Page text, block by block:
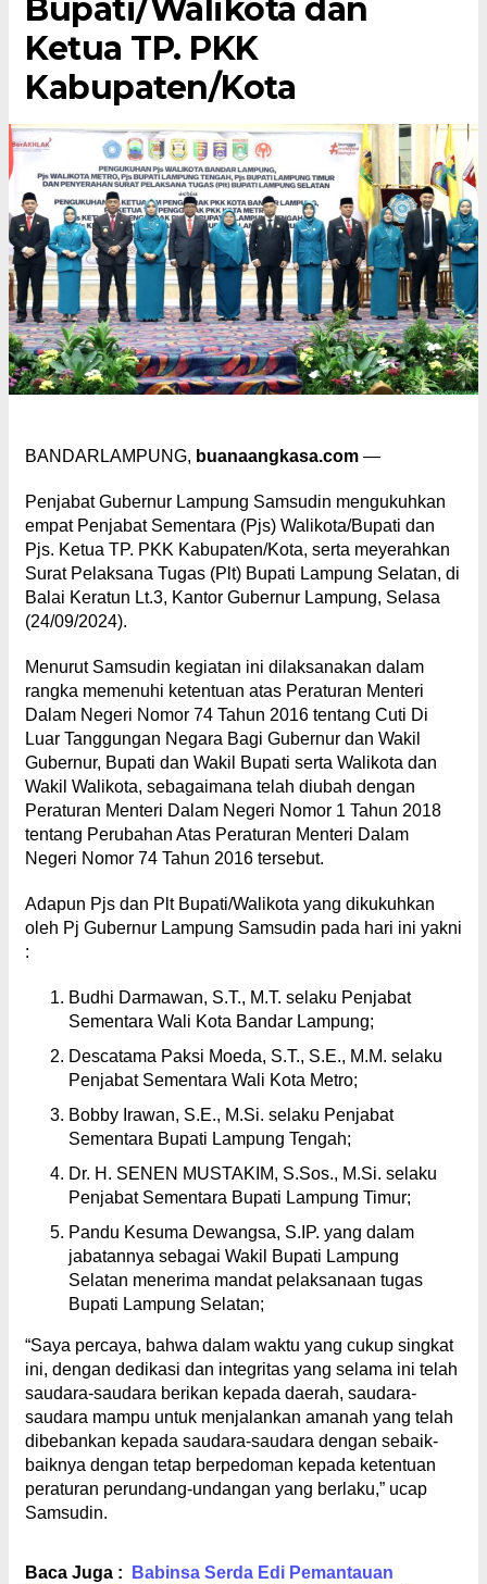
Bupati/Walikota dan
Ketua TP. PKK
Kabupaten/Kota
BANDARLAMPUNG, buanaangkasa.com —
Penjabat Gubernur Lampung Samsudin mengukuhkan
empat Penjabat Sementara (Pjs) Walikota/Bupati dan
Pjs. Ketua TP. PKK Kabupaten/Kota, serta meyerahkan
Surat Pelaksana Tugas (Plt) Bupati Lampung Selatan, di
Balai Keratun Lt.3, Kantor Gubernur Lampung, Selasa
(24/09/2024).
Menurut Samsudin kegiatan ini dilaksanakan dalam
rangka memenuhi ketentuan atas Peraturan Menteri
Dalam Negeri Nomor 74 Tahun 2016 tentang Cuti Di
Luar Tanggungan Negara Bagi Gubernur dan Wakil
Gubernur, Bupati dan Wakil Bupati serta Walikota dan
Wakil Walikota, sebagaimana telah diubah dengan
Peraturan Menteri Dalam Negeri Nomor 1 Tahun 2018
tentang Perubahan Atas Peraturan Menteri Dalam
Negeri Nomor 74 Tahun 2016 tersebut.
Adapun Pjs dan Plt Bupati/Walikota yang dikukuhkan
oleh Pj Gubernur Lampung Samsudin pada hari ini yakni
:
Budhi Darmawan, S.T., M.T. selaku Penjabat
Sementara Wali Kota Bandar Lampung;
Descatama Paksi Moeda, S.T., S.E., M.M. selaku
Penjabat Sementara Wali Kota Metro;
Bobby Irawan, S.E., M.Si. selaku Penjabat
Sementara Bupati Lampung Tengah;
Dr. H. SENEN MUSTAKIM, S.Sos., M.Si. selaku
Penjabat Sementara Bupati Lampung Timur;
Pandu Kesuma Dewangsa, S.IP. yang dalam
jabatannya sebagai Wakil Bupati Lampung
Selatan menerima mandat pelaksanaan tugas
Bupati Lampung Selatan;
“Saya percaya, bahwa dalam waktu yang cukup singkat
ini, dengan dedikasi dan integritas yang selama ini telah
saudara-saudara berikan kepada daerah, saudara-
saudara mampu untuk menjalankan amanah yang telah
dibebankan kepada saudara-saudara dengan sebaik-
baiknya dengan tetap berpedoman kepada ketentuan
peraturan perundang-undangan yang berlaku,” ucap
Samsudin.
Baca Juga :
Babinsa Serda Edi Pemantauan